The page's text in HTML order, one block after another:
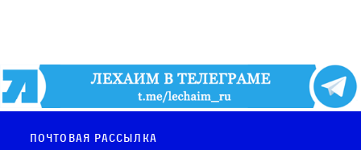
Почтовая рассылка